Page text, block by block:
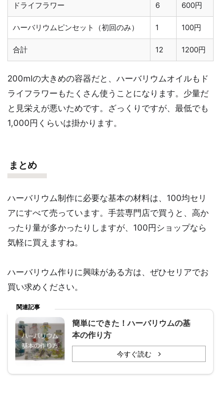
ドライフラワー 6 600円
ハーバリウムピンセット（初回のみ） 1 100円
合計 12 1200円
200mlの大きめの容器だと、ハーバリウムオイルもド
ライフラワーもたくさん使うことになります。少量だ
と見栄えが悪いためです。ざっくりですが、最低でも
1,000円くらいは掛かります。
まとめ
ハーバリウム制作に必要な基本の材料は、100均セリ
アにすべて売っています。手芸専門店で買うと、高か
ったり量が多かったりしますが、100円ショップなら
気軽に買えますね。
ハーバリウム作りに興味がある方は、ぜひセリアでお
買い求めください。
関連記事
簡単にできた！ハーバリウムの基
本の作り方
今すぐ読む